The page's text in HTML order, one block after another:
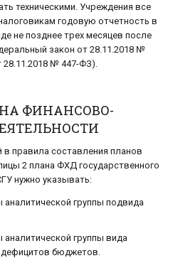
техническими. Учреждения все
годовую отчетность в
не позднее трех месяцев после
закон от 28.11.2018 №
№ 447-ФЗ).
ФИНАНСОВО-
правила составления планов
2 плана ФХД государственного
нужно указывать:
группы подвида
группы вида
дефицитов бюджетов.